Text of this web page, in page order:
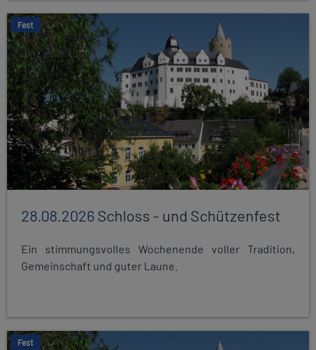
Fest
28.08.2026Schloss - und Schützenfest
Ein stimmungsvolles Wochenende voller Tradition,
Gemeinschaft und guter Laune.
Fest